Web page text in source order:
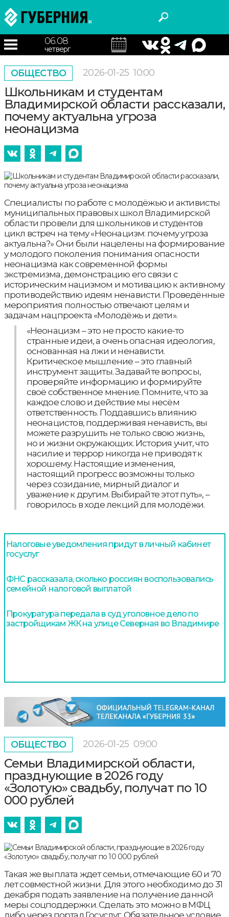
06.08
четверг
ОБЩЕСТВО 2026-01-25 10:00
Школьникам и студентам
Владимирской области рассказали,
почему актуальна угроза
неонацизма
Специалисты по работе с молодёжью и активисты
муниципальных правовых школ Владимирской
области провели для школьников и студентов
цикл встреч на тему «Неонацизм: почему угроза
актуальна?» Они были нацелены на формирование
у молодого поколения понимания опасности
неонацизма как современной формы
экстремизма, демонстрацию его связи с
историческим нацизмом и мотивацию к активному
противодействию идеям ненависти. Проведённые
мероприятия полностью отвечают целям и
задачам нацпроекта «Молодёжь и дети».
«Неонацизм – это не просто какие-то
странные идеи, а очень опасная идеология,
основанная на лжи и ненависти.
Критическое мышление – это главный
инструмент защиты. Задавайте вопросы,
проверяйте информацию и формируйте
своё собственное мнение. Помните, что за
каждое слово и действие мы несём
ответственность. Поддавшись влиянию
неонацистов, поддерживая ненависть, вы
можете разрушить не только свою жизнь,
но и жизни окружающих. История учит, что
насилие и террор никогда не приводят к
хорошему. Настоящие изменения,
настоящий прогресс возможны только
через созидание, мирный диалог и
уважение к другим. Выбирайте этот путь», –
говорилось в ходе лекций для молодёжи.
Налоговые уведомления придут в личный кабинет
госуслуг
ФНС рассказала, сколько россиян воспользовались
семейной налоговой выплатой
Прокуратура передала в суд уголовное дело по
застройщикам ЖК на улице Северная во Владимире
ОБЩЕСТВО 2026-01-25 09:00
Семьи Владимирской области,
празднующие в 2026 году
«Золотую» свадьбу, получат по 10
000 рублей
Такая же выплата ждет семьи, отмечающие 60 и 70
лет совместной жизни. Для этого необходимо до 31
декабря подать заявление на получение данной
меры соцподдержки. Сделать это можно в МФЦ
либо через портал Госуслуг. Обязательное условие